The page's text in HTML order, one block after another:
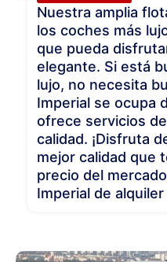
Nuestra amplia
los coches más
que pueda
elegante. Si está
lujo, no necesita
Imperial se ocupa
ofrece servicios
calidad. ¡Disfruta
mejor calidad que
precio del
Imperial de